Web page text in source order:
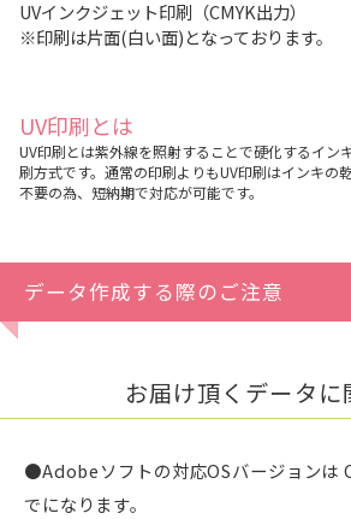
UVインクジェット印刷（CMYK出力）
※印刷は片面(白い面)となっております。
UV印刷とは
UV印刷とは紫外線を照射することで硬化するイン
刷方式です。通常の印刷よりもUV印刷はインキの
不要の為、短納期で対応が可能です。
データ作成する際のご注意
お届け頂くデータに
●Adobeソフトの対応OSバージョン
でになります。